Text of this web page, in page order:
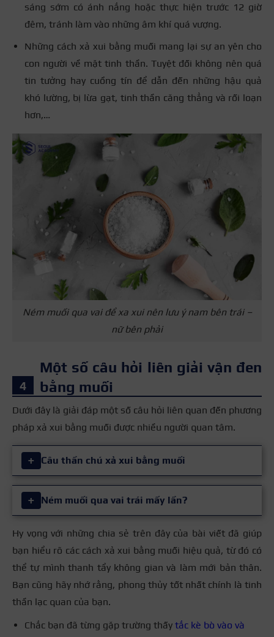
sáng sớm có ánh nắng hoặc thực hiện trước 12 giờ
đêm, tránh làm vào những âm khí quá vượng.
Những cách xả xui bằng muối mang lại sự an yên cho
con người về mặt tinh thần. Tuyệt đối không nên quá
tin tưởng hay cuồng tín để dẫn đến những hậu quả
khó lường, bị lừa gạt, tinh thần căng thẳng và rối loạn
hơn,…
Ném muối qua vai để xa xui nên lưu ý nam bên trái –
nữ bên phải
Một số câu hỏi liên giải vận đen
bằng muối
Dưới đây là giải đáp một số câu hỏi liên quan đến phương
pháp xả xui bằng muối được nhiều người quan tâm.
+ Câu thần chú xả xui bằng muối
Khi thực hiện các bước xả xui bằng muối, để tăng
thêm nguồn năng lượng tích cực, bạn có thể kết hợp
nhẩm đọc trong miệng những câu thần chú mang ý
nghĩa tốt đẹp, ví dụ như:
Muối trắng, xua tan u ám, mang lại may mắn
cho tôi.
Ném muối qua vai trái, vận xui bay xa.
Muối này, xin hãy giúp tôi, xua đuổi điều xấu,
+ Ném muối qua vai trái mấy lần?
Theo quan niệm dân gian, bạn chỉ cần ném
muối qua vai 1 lần là đủ để xả xui. Tuy nhiên,
nếu vận xui quá nặng, bạn có thể thực hiện
lặp lại 3 lần liên tiếp, cách nhau vài giây để
tăng sức mạnh.
Hy vọng với những chia sẻ trên đây của bài viết đã giúp
bạn hiểu rõ các cách xả xui bằng muối hiệu quả, từ đó có
thể tự mình thanh tẩy không gian và làm mới bản thân.
Bạn cũng hãy nhớ rằng, phong thủy tốt nhất chính là tinh
thần lạc quan của bạn.
Chắc bạn đã từng gặp trường thấy tắc kè bò vào và